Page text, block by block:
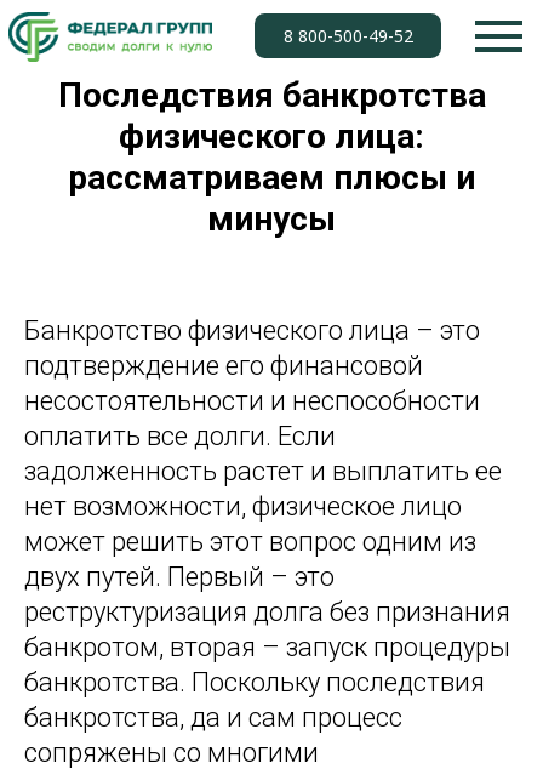
8 800-500-49-52
Последствия банкротства
физического лица:
рассматриваем плюсы и
минусы
Банкротство физического лица – это
подтверждение его финансовой
несостоятельности и неспособности
оплатить все долги. Если
задолженность растет и выплатить ее
нет возможности, физическое лицо
может решить этот вопрос одним из
двух путей. Первый – это
реструктуризация долга без признания
банкротом, вторая – запуск процедуры
банкротства. Поскольку последствия
банкротства, да и сам процесс
сопряжены со многими